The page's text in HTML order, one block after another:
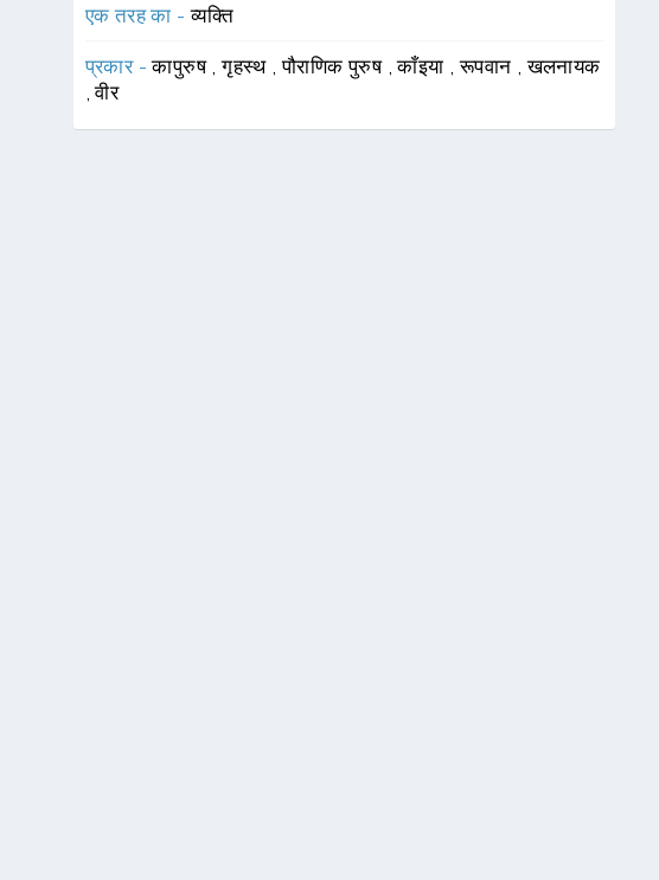
एक तरह का -व्यक्ति
प्रकार -कापुरुष ,गृहस्थ ,पौराणिक पुरुष ,काँइया ,रूपवान ,खलनायक
,वीर